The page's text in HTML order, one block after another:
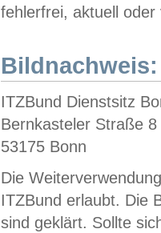
fehlerfrei, aktuell oder
Bildnachweis:
ITZBund Dienstsitz
Bernkasteler Straße 8
53175 Bonn
Die
ITZBund erlaubt. Die
sind geklärt. Sollte